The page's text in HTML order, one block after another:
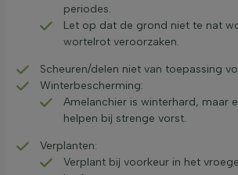
periodes.
Let op dat de grond niet te nat
wortelrot veroorzaken.
Scheuren/delen niet van toepassing
Winterbescherming:
Amelanchier is winterhard, maar
helpen bij strenge vorst.
Verplanten:
Verplant bij voorkeur in het